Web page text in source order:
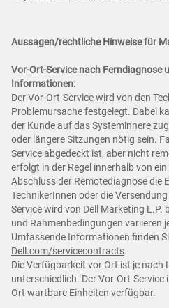
Aussagen/rechtliche Hinweise für
Vor-Ort-Service nach Ferndiagnose
Informationen:
Der Vor-Ort-Service wird von den
Problemursache festgelegt. Dabei
der Kunde auf das Systeminnere
oder längere Sitzungen nötig sein.
Service abgedeckt ist, aber nicht
erfolgt in der Regel innerhalb von
Abschluss der Remotediagnose die
TechnikerInnen oder die
Service wird von Dell Marketing
und Rahmenbedingungen variieren
Umfassende Informationen finden
Dell.com/servicecontracts.
Die Verfügbarkeit vor Ort ist je nach
unterschiedlich. Der Vor-Ort-
Ort wartbare Einheiten verfügbar.